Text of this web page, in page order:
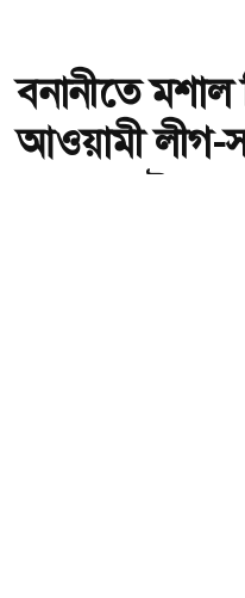
বনানীতে মশাল
আওয়ামী লীগ-